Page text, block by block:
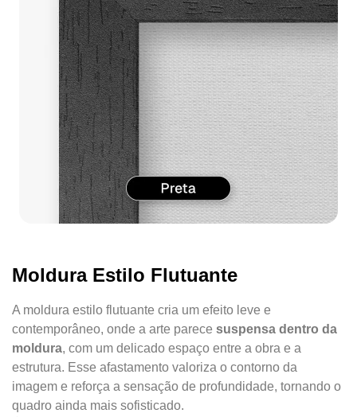
Moldura Estilo Flutuante
A moldura estilo flutuante cria um efeito leve e
contemporâneo, onde a arte parece suspensa dentro da
moldura, com um delicado espaço entre a obra e a
estrutura. Esse afastamento valoriza o contorno da
imagem e reforça a sensação de profundidade, tornando o
quadro ainda mais sofisticado.